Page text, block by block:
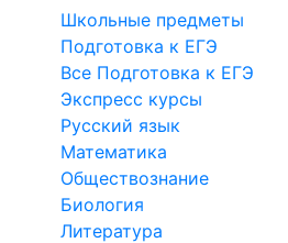
Школьные предметы
Подготовка к ЕГЭ
Все Подготовка к ЕГЭ
Экспресс курсы
Русский язык
Математика
Обществознание
Биология
Литература